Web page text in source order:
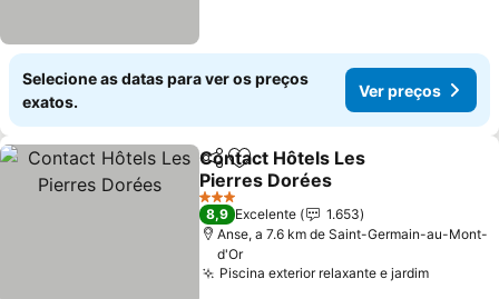
Selecione as datas para ver os preços
exatos.
Ver preços
PartilharAdicionar aos favoritos
Contact Hôtels Les
Pierres Dorées
3 Estrelas
8,9 Excelente
1.653
Anse, a 7.6 km de Saint-Germain-au-Mont-
d'Or
Piscina exterior relaxante e jardim